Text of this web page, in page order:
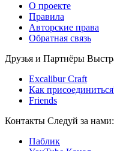
О проекте
Правила
Авторские права
Обратная связь
Друзья и Партнёры
Excalibur Craft
Как
Friends
Контакты Следуй за нами:
Паблик